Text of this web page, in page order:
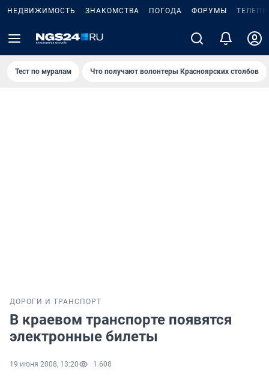
НЕДВИЖИМОСТЬ ЗНАКОМСТВА ПОГОДА ФОРУМЫ
Тест по мурaлaм Что получают волонтеры Красноярских столбов
ДОРОГИ И ТРАНСПОРТ
В краевом транспорте появятся
электронные билеты
19 июня 2008, 13:20 1 608